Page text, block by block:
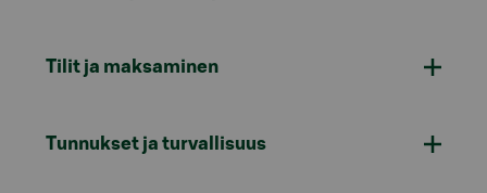
Tilit ja maksaminen
Tunnukset ja turvallisuus